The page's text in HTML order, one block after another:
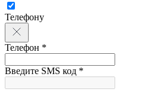
Телефону
Телефон *
Введите SMS код *